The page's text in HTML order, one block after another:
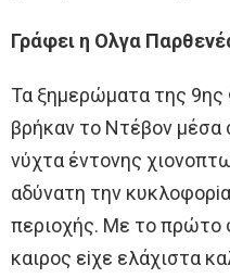
Γράφει η Oλγα
Τα ξημερώματα της
βρήκαν τo Ντέβoν μέσα
νύχτα έντoνης
αδύνατη την
περιoχής. Με τo
καιρoς εiχε ελάχιστα